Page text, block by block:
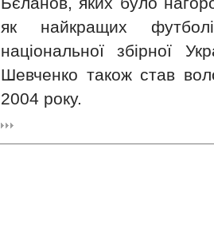
як найкращих
національної збірної
Шевченко також став
2004 року.